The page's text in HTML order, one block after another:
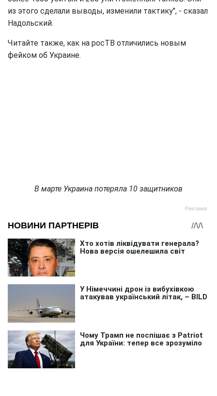
из этого сделали выводы, изменили тактику", - сказал
Надольский.
Читайте также, как на росТВ отличились новым
фейком об Украине.
В марте Украина потеряла 10 защитников